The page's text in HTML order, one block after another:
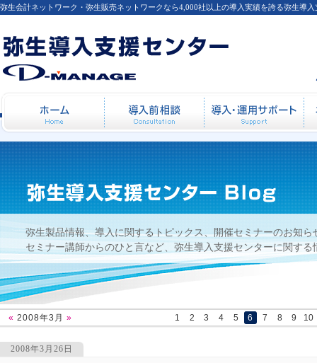
2008年3月
弥生会計ネットワーク・弥生販売ネットワークなら4,000社以上の導入実績を誇る弥生導
弥生製品情報、導入に関するトピックス、開催セミナーのお知ら
セミナー講師からのひと言など、弥生導入支援センターに関す
«2008年3月 » 1 2 3 4 5 6 7 8 9 10
2008年3月26日
ホーム 導入前相談 導